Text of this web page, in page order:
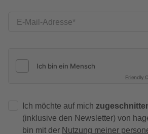
E-Mail-Adresse
Friendly
Ich möchte auf mich
(inklusive den Newsletter) von
bin mit der Nutzung meiner